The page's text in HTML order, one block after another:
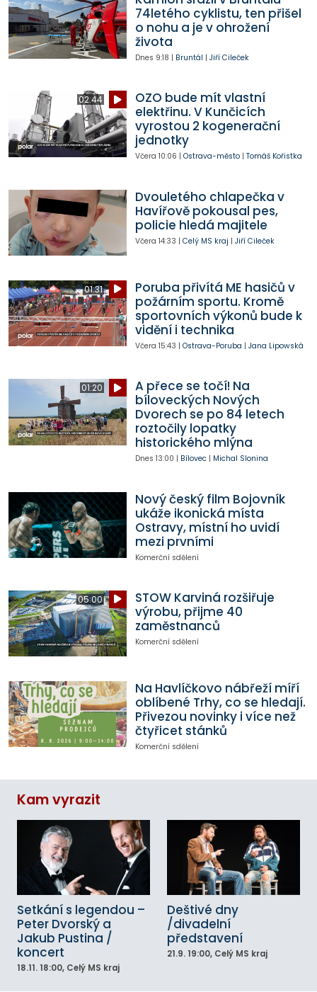
74letého cyklistu, ten přišel
o nohu a je v ohrožení
života
Dnes 9:18 | Bruntál | Jiří Cileček
02:44
OZO bude mít vlastní
elektřinu. V Kunčicích
vyrostou 2 kogenerační
jednotky
Včera 10:06 | Ostrava-město| Tomáš Kořistka
Dvouletého chlapečka v
Havířově pokousal pes,
policie hledá majitele
Včera 14:33 | Celý MS kraj | Jiří Cileček
01:31
Poruba přivítá ME hasičů v
požárním sportu. Kromě
sportovních výkonů bude k
vidění i technika
Včera 15:43 | Ostrava-Poruba | Jana Lipowská
01:20
A přece se točí! Na
bíloveckých Nových
Dvorech se po 84 letech
roztočily lopatky
historického mlýna
Dnes 13:00 | Bílovec| Michal Slonina
Nový český film Bojovník
ukáže ikonická místa
Ostravy, místní ho uvidí
mezi prvními
Komerční sdělení
05:00
STOW Karviná rozšiřuje
výrobu, přijme 40
zaměstnanců
Komerční sdělení
Na Havlíčkovo nábřeží míří
oblíbené Trhy, co se hledají.
Přivezou novinky i více než
čtyřicet stánků
Komerční sdělení
Kam vyrazit
Setkání s legendou –
Peter Dvorský a
Jakub Pustina /
koncert
18.11. 18:00, Celý MS kraj
Deštivé dny
/divadelní
představení
21.9. 19:00, Celý MS kraj